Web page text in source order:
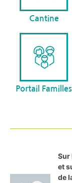
Cantine
Portail Familles
Sur
et
de